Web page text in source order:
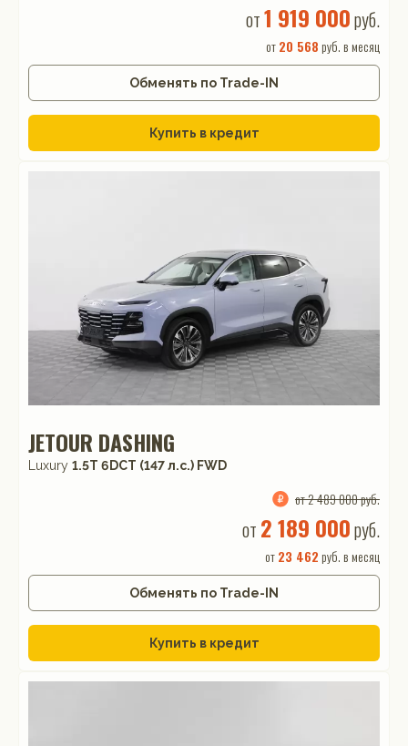
от1 919 000руб.
от20 568 руб. в месяц
Обменять по Trade-IN
Купить в кредит
JETOUR DASHING
Luxury 1.5T 6DCT (147 л.с.) FWD
от 2 489 000 руб.
от 2 189 000руб.
от23 462 руб. в месяц
Обменять по Trade-IN
Купить в кредит